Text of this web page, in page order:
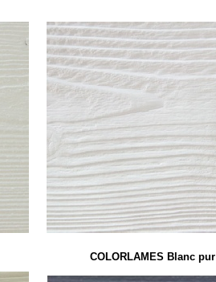
COLORLAMES Blanc pur